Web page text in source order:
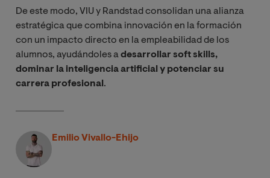
De este modo, VIU y Randstad consolidan una alianza
estratégica que combina innovación en la formación
con un impacto directo en la empleabilidad de los
alumnos, ayudándoles adesarrollar soft skills,
dominar la inteligencia artificial y potenciar su
carrera profesional .
Emilio Vivallo-Ehijo